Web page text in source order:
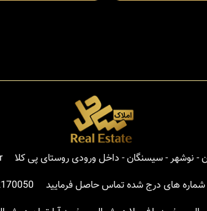
- نوشهر - سیسنگان - داخل ورودی روستای پی کلا
شماره های درج شده تماس حاصل فرمایید